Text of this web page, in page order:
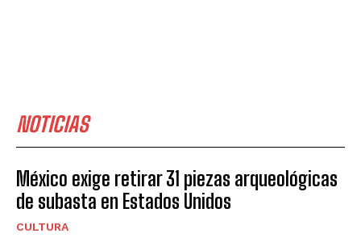
NOTICIAS
México exige retirar 31 piezas arqueológicas
de subasta en Estados Unidos
CULTURA